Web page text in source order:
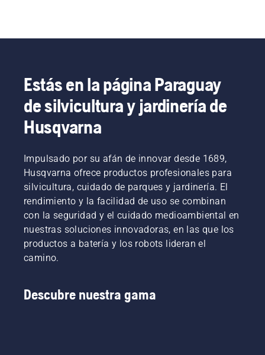
Estás en la página Paraguay
de silvicultura y jardinería de
Husqvarna
Impulsado por su afán de innovar desde 1689,
Husqvarna ofrece productos profesionales para
silvicultura, cuidado de parques y jardinería. El
rendimiento y la facilidad de uso se combinan
con la seguridad y el cuidado medioambiental en
nuestras soluciones innovadoras, en las que los
productos a batería y los robots lideran el
camino.
Descubre nuestra gama